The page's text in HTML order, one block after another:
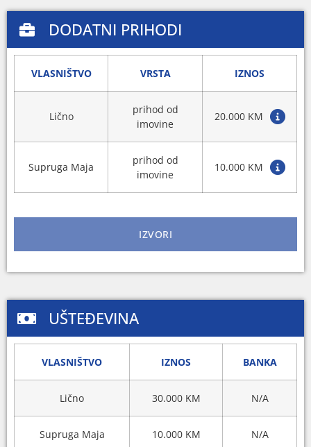
DODATNI PRIHODI
VLASNIŠTVO VRSTA IZNOS
Lično
prihod od
imovine
20.000 KM
Supruga Maja
prihod od
imovine
10.000 KM
IZVORI
UŠTEĐEVINA
VLASNIŠTVO IZNOS BANKA
Lično 30.000 KM N/A
Supruga Maja 10.000 KM N/A